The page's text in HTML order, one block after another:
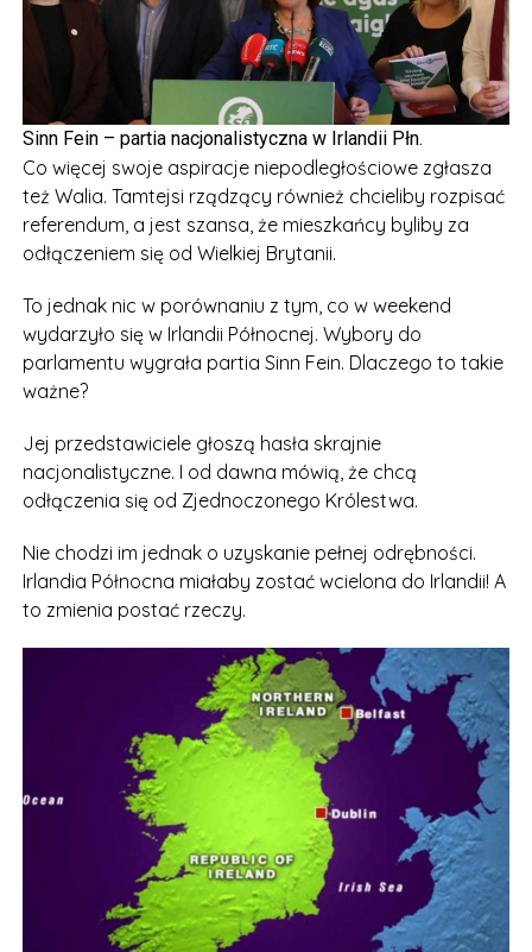
Sinn Fein – partia nacjonalistyczna w Irlandii Płn.
Co więcej swoje aspiracje niepodległościowe zgłasza
też Walia. Tamtejsi rządzący również chcieliby rozpisać
referendum, a jest szansa, że mieszkańcy byliby za
odłączeniem się od Wielkiej Brytanii.
To jednak nic w porównaniu z tym, co w weekend
wydarzyło się w Irlandii Północnej. Wybory do
parlamentu wygrała partia Sinn Fein. Dlaczego to takie
ważne?
Jej przedstawiciele głoszą hasła skrajnie
nacjonalistyczne. I od dawna mówią, że chcą
odłączenia się od Zjednoczonego Królestwa.
Nie chodzi im jednak o uzyskanie pełnej odrębności.
Irlandia Północna miałaby zostać wcielona do Irlandii! A
to zmienia postać rzeczy.